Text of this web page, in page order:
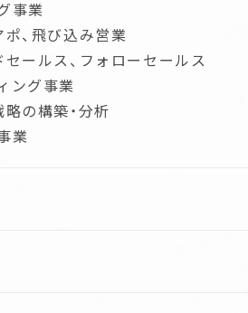
事業
、飛び込み営業
ールス、フォローセールス
ング事業
の構築・分析
業